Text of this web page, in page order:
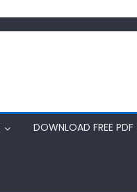
DOWNLOAD FREE PDF